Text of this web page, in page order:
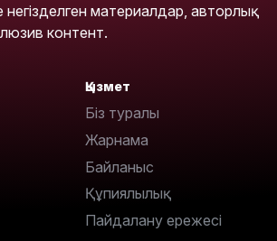
материалдар, авторлық
контент.
Қызмет
Біз туралы
Жарнама
Байланыс
Құпиялылық
Пайдалану ережесі